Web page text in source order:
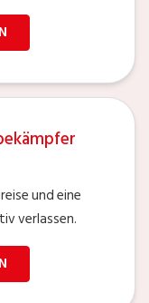
und eine
verlassen.